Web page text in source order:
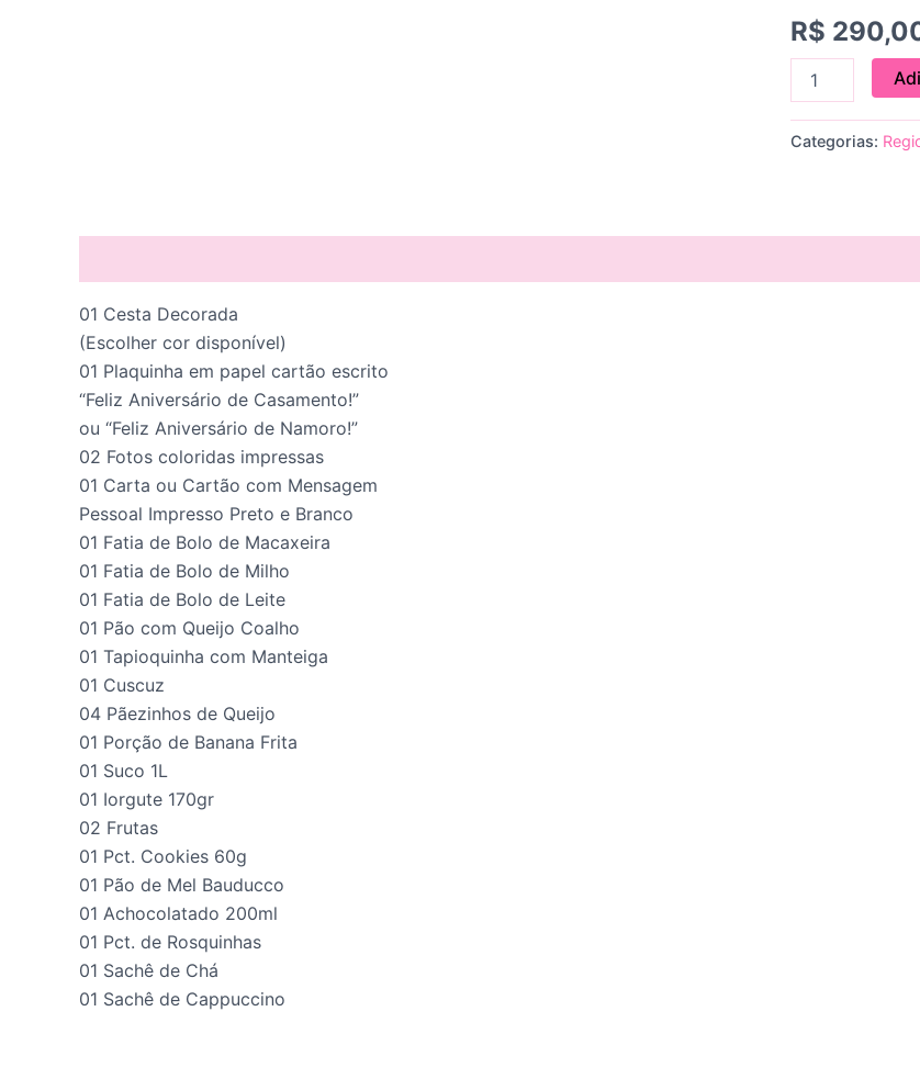
R$
Namoro
Casamento
quantidade
Categorias:
01 Cesta Decorada
(Escolher cor disponível)
01 Plaquinha em papel cartão escrito
“Feliz Aniversário de Casamento!”
ou “Feliz Aniversário de Namoro!”
02 Fotos coloridas impressas
01 Carta ou Cartão com Mensagem
Pessoal Impresso Preto e Branco
01 Fatia de Bolo de Macaxeira
01 Fatia de Bolo de Milho
01 Fatia de Bolo de Leite
01 Pão com Queijo Coalho
01 Tapioquinha com Manteiga
01 Cuscuz
04 Pãezinhos de Queijo
01 Porção de Banana Frita
01 Suco 1L
01 Iorgute 170gr
02 Frutas
01 Pct. Cookies 60g
01 Pão de Mel Bauducco
01 Achocolatado 200ml
01 Pct. de Rosquinhas
01 Sachê de Chá
01 Sachê de Cappuccino